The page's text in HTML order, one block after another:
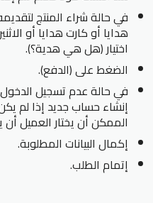
في حالة شراء المنتج
هدايا أو كارت هدايا أو
اختيار (هل هي هدية؟).
الضغط على (الدفع).
في حالة عدم تسجيل
إنشاء حساب جديد إذا لم
الممكن أن يختار العميل
إكمال البيانات المطلوبة.
إتمام الطلب.